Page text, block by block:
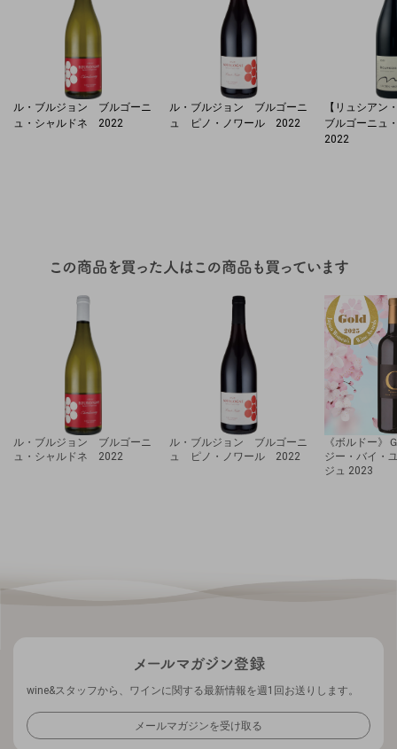
ル・ブルジョン ブルゴーニ
ュ・シャルドネ 2022
ル・ブルジョン ブルゴーニ
ュ ピノ・ノワール 2022
【リュシアン
ブルゴーニュ
2022
ル・ブルジョン ブルゴーニ
ュ・シャルドネ 2022
ル・ブルジョン ブルゴーニ
ュ ピノ・ノワール 2022
《ボルドー》
ジー・バイ・
ジュ 2023
wine&スタッフから、ワインに関する最新情報を週1回お送りします。
メールマガジンを受け取る